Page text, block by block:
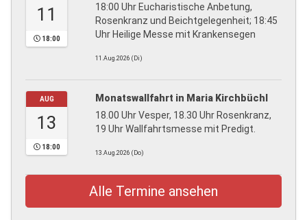
11
18:00
18:00 Uhr Eucharistische Anbetung,
Rosenkranz und Beichtgelegenheit; 18:45
Uhr Heilige Messe mit Krankensegen
11.Aug.2026 (Di)
AUG
13
18:00
Monatswallfahrt in Maria Kirchbüchl
18.00 Uhr Vesper, 18.30 Uhr Rosenkranz,
19 Uhr Wallfahrtsmesse mit Predigt.
13.Aug.2026 (Do)
Alle Termine ansehen